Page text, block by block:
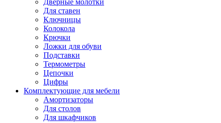
Для ставен
Ключницы
Колокола
Крючки
Ложки для обуви
Подставки
Термометры
Цепочки
Цифры
Комплектующие для мебели
Амортизаторы
Для столов
Для шкафчиков